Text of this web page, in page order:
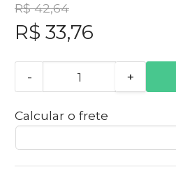
R$ 42,64
R$ 33,76
- +
Calcular o frete